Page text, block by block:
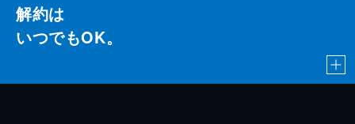
解約は
いつでもOK。